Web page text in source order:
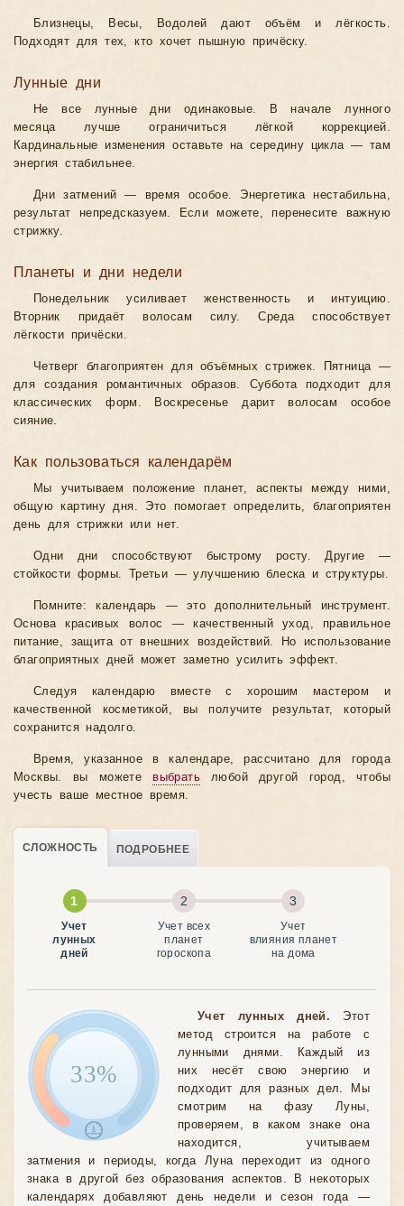
Близнецы, Весы, Водолей дают объём и лёгкость.
Подходят для тех, кто хочет пышную причёску.
Лунные дни
Не все лунные дни одинаковые. В начале лунного
месяца лучше ограничиться лёгкой коррекцией.
Кардинальные изменения оставьте на середину цикла — там
энергия стабильнее.
Дни затмений — время особое. Энергетика нестабильна,
результат непредсказуем. Если можете, перенесите важную
стрижку.
Планеты и дни недели
Понедельник усиливает женственность и интуицию.
Вторник придаёт волосам силу. Среда способствует
лёгкости причёски.
Четверг благоприятен для объёмных стрижек. Пятница —
для создания романтичных образов. Суббота подходит для
классических форм. Воскресенье дарит волосам особое
сияние.
Как пользоваться календарём
Мы учитываем положение планет, аспекты между ними,
общую картину дня. Это помогает определить, благоприятен
день для стрижки или нет.
Одни дни способствуют быстрому росту. Другие —
стойкости формы. Третьи — улучшению блеска и структуры.
Помните: календарь — это дополнительный инструмент.
Основа красивых волос — качественный уход, правильное
питание, защита от внешних воздействий. Но использование
благоприятных дней может заметно усилить эффект.
Следуя календарю вместе с хорошим мастером и
качественной косметикой, вы получите результат, который
сохранится надолго.
Время, указанное в календаре, рассчитано для города
Москвы. вы можете выбратьлюбой другой город, чтобы
учесть ваше местное время.
СЛОЖНОСТЬ ПОДРОБНЕЕ
Учет
лунных
дней
Учет всех
планет
гороскопа
Учет
влияния планет
на дома
33%
Учет лунных дней. Этот
метод строится на работе с
лунными днями. Каждый из
них несёт свою энергию и
подходит для разных дел. Мы
смотрим на фазу Луны,
проверяем, в каком знаке она
находится, учитываем
затмения и периоды, когда Луна переходит из одного
знака в другой без образования аспектов. В некоторых
календарях добавляют день недели и сезон года —